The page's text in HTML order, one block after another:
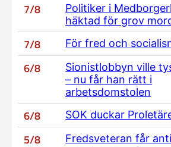
7/8
Politiker i
häktad för grov
7/8 För fred och
6/8
Sionistlobbyn ville
– nu får han rätt i
arbetsdomstolen
6/8 SOK duckar
5/8
Fredsveteran får